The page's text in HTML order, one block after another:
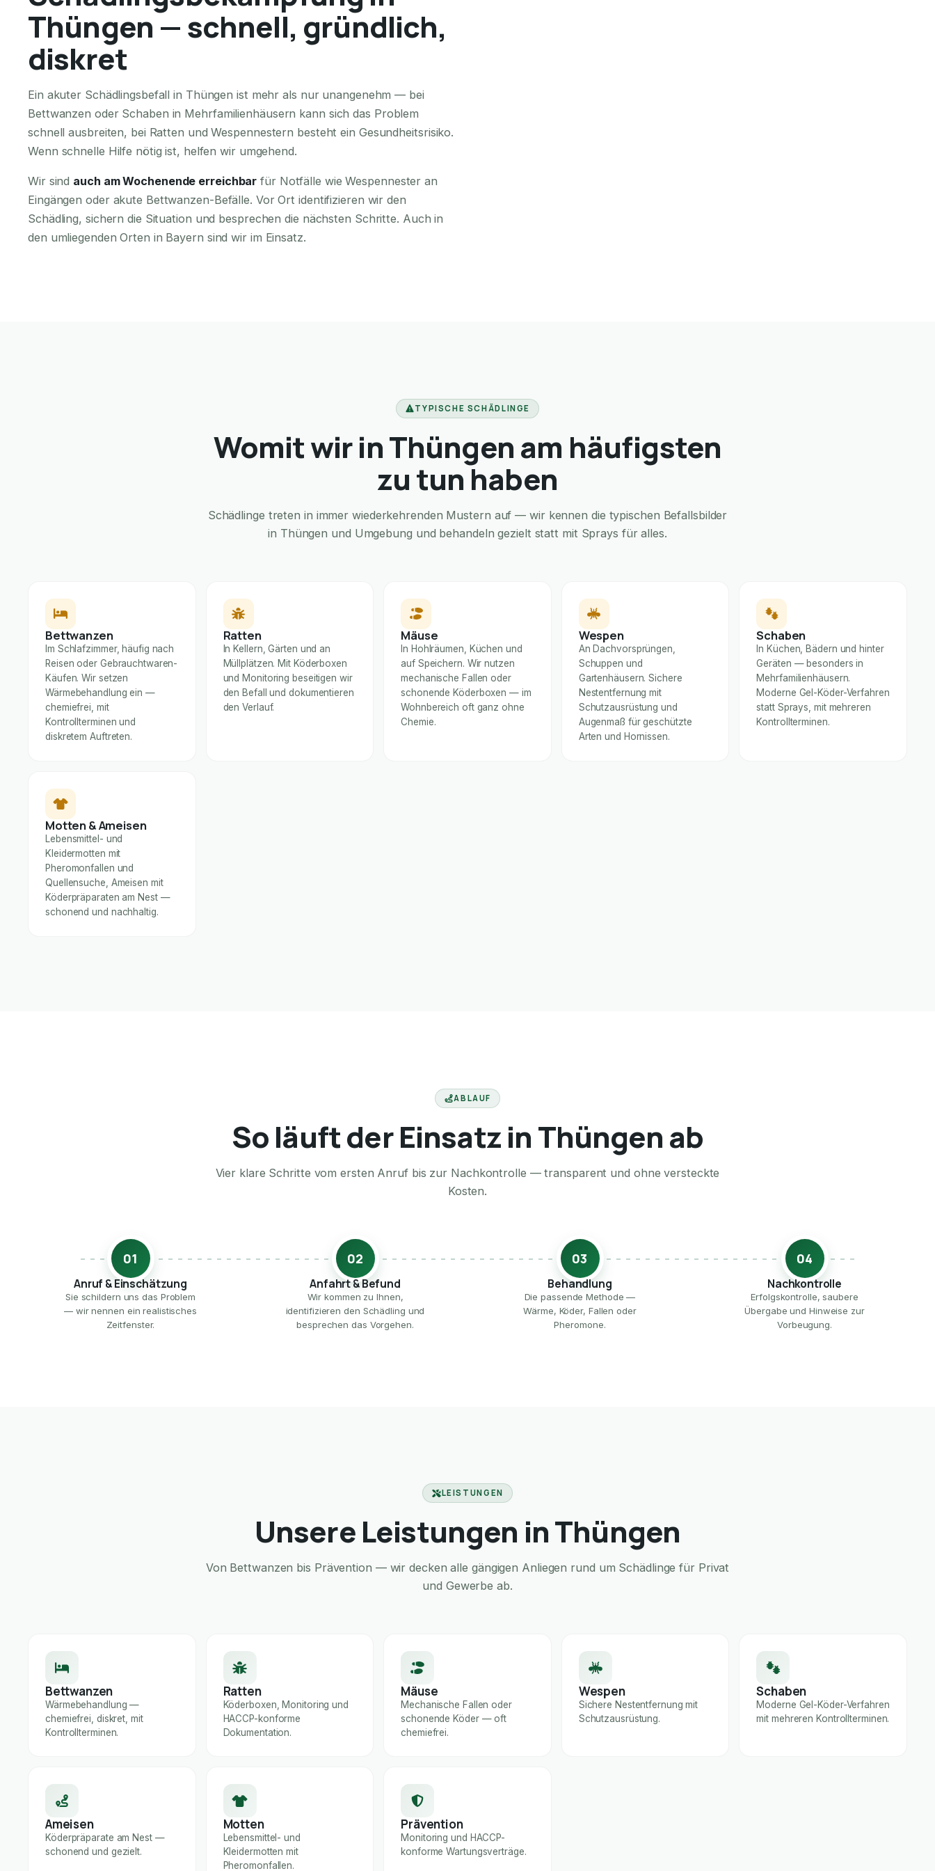
Thüngen — schnell, gründlich,
diskret
Ein akuter Schädlingsbefall in Thüngen ist mehr als nur unangenehm — bei
Bettwanzen oder Schaben in Mehrfamilienhäusern kann sich das Problem
schnell ausbreiten, bei Ratten und Wespennestern besteht ein Gesundheitsrisiko.
Wenn schnelle Hilfe nötig ist, helfen wir umgehend.
Wir sind auch am Wochenende erreichbar für Notfälle wie Wespennester an
Eingängen oder akute Bettwanzen-Befälle. Vor Ort identifizieren wir den
Schädling, sichern die Situation und besprechen die nächsten Schritte. Auch in
den umliegenden Orten in Bayern sind wir im Einsatz.
TYPISCHE SCHÄDLINGE
Womit wir in Thüngen am häufigsten
zu tun haben
Schädlinge treten in immer wiederkehrenden Mustern auf — wir kennen die typischen Befallsbilder
in Thüngen und Umgebung und behandeln gezielt statt mit Sprays für alles.
Bettwanzen
Im Schlafzimmer, häufig nach
Reisen oder Gebrauchtwaren-
Käufen. Wir setzen
Wärmebehandlung ein —
chemiefrei, mit
Kontrollterminen und
diskretem Auftreten.
Ratten
In Kellern, Gärten und an
Müllplätzen. Mit Köderboxen
und Monitoring beseitigen wir
den Befall und dokumentieren
den Verlauf.
Mäuse
In Hohlräumen, Küchen und
auf Speichern. Wir nutzen
mechanische Fallen oder
schonende Köderboxen — im
Wohnbereich oft ganz ohne
Chemie.
Wespen
An Dachvorsprüngen,
Schuppen und
Gartenhäusern. Sichere
Nestentfernung mit
Schutzausrüstung und
Augenmaß für geschützte
Arten und Hornissen.
Schaben
In Küchen, Bädern und hinter
Geräten — besonders in
Mehrfamilienhäusern.
Moderne Gel-Köder-Verfahren
statt Sprays, mit mehreren
Kontrollterminen.
Motten & Ameisen
Lebensmittel- und
Kleidermotten mit
Pheromonfallen und
Quellensuche, Ameisen mit
Köderpräparaten am Nest —
schonend und nachhaltig.
ABLAUF
So läuft der Einsatz in Thüngen ab
Vier klare Schritte vom ersten Anruf bis zur Nachkontrolle — transparent und ohne versteckte
Kosten.
01
Anruf & Einschätzung
Sie schildern uns das Problem
— wir nennen ein realistisches
Zeitfenster.
02
Anfahrt & Befund
Wir kommen zu Ihnen,
identifizieren den Schädling und
besprechen das Vorgehen.
03
Behandlung
Die passende Methode —
Wärme, Köder, Fallen oder
Pheromone.
04
Nachkontrolle
Erfolgskontrolle, saubere
Übergabe und Hinweise zur
Vorbeugung.
LEISTUNGEN
Unsere Leistungen in Thüngen
Von Bettwanzen bis Prävention — wir decken alle gängigen Anliegen rund um Schädlinge für Privat
und Gewerbe ab.
Bettwanzen
Wärmebehandlung —
chemiefrei, diskret, mit
Kontrollterminen.
Ratten
Köderboxen, Monitoring und
HACCP-konforme
Dokumentation.
Mäuse
Mechanische Fallen oder
schonende Köder — oft
chemiefrei.
Wespen
Sichere Nestentfernung mit
Schutzausrüstung.
Schaben
Moderne Gel-Köder-Verfahren
mit mehreren Kontrollterminen.
Ameisen
Köderpräparate am Nest —
schonend und gezielt.
Motten
Lebensmittel- und
Kleidermotten mit
Pheromonfallen.
Prävention
Monitoring und HACCP-
konforme Wartungsverträge.